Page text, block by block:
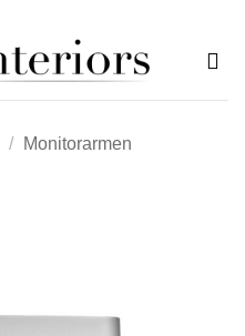
/ Monitorarmen